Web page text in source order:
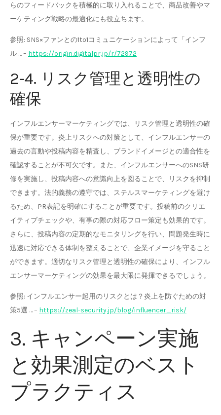
らのフィードバックを積極的に取り入れることで、商品改善やマ
ーケティング戦略の最適化にも役立ちます。
参照: SNS×ファンとの1to1コミュニケーションによって「インフ
ル … – https://origin.digitalpr.jp/r/72972
2-4. リスク管理と透明性の
確保
インフルエンサーマーケティングでは、リスク管理と透明性の確
保が重要です。炎上リスクへの対策として、インフルエンサーの
過去の言動や投稿内容を精査し、ブランドイメージとの適合性を
確認することが不可欠です。また、インフルエンサーへのSNS研
修を実施し、投稿内容への意識向上を図ることで、リスクを抑制
できます。法的義務の遵守では、ステルスマーケティングを避け
るため、PR表記を明確にすることが重要です。投稿前のクリエ
イティブチェックや、有事の際の対応フロー策定も効果的です。
さらに、投稿内容の定期的なモニタリングを行い、問題発生時に
迅速に対応できる体制を整えることで、企業イメージを守ること
ができます。適切なリスク管理と透明性の確保により、インフル
エンサーマーケティングの効果を最大限に発揮できるでしょう。
参照: インフルエンサー起用のリスクとは？炎上を防ぐための対
策5選 … – https://zeal-security.jp/blog/influencer_risk/
3. キャンペーン実施
と効果測定のベスト
プラクティス